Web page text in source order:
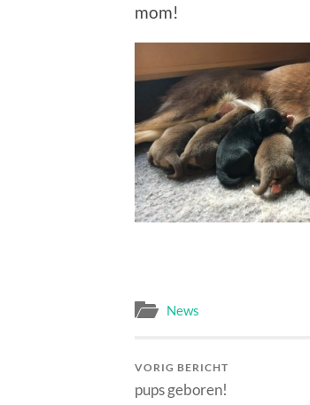
mom!
News
VORIG BERICHT
pups geboren!